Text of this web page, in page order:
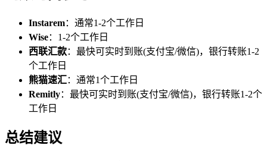
Instarem：通常1-2个工作日
Wise：1-2个工作日
西联汇款：最快可实时到账(支付宝/微信)，银行转账1-2
个工作日
熊猫速汇：通常1个工作日
Remitly：最快可实时到账(支付宝/微信)，银行转账1-2个
工作日
总结建议